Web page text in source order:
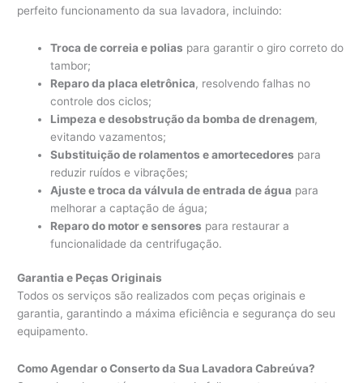
perfeito funcionamento da sua lavadora, incluindo:
Troca de correia e polias para garantir o giro correto do
tambor;
Reparo da placa eletrônica, resolvendo falhas no
controle dos ciclos;
Limpeza e desobstrução da bomba de drenagem,
evitando vazamentos;
Substituição de rolamentos e amortecedores para
reduzir ruídos e vibrações;
Ajuste e troca da válvula de entrada de água para
melhorar a captação de água;
Reparo do motor e sensores para restaurar a
funcionalidade da centrifugação.
Garantia e Peças Originais
Todos os serviços são realizados com peças originais e
garantia, garantindo a máxima eficiência e segurança do seu
equipamento.
Como Agendar o Conserto da Sua Lavadora Cabreúva?